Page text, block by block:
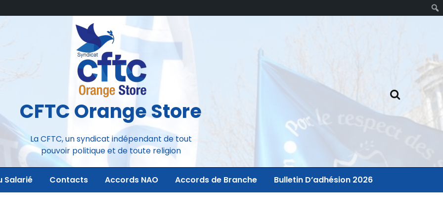
CFTC Orange Store
La CFTC, un syndicat indépendant de tout
pouvoir politique et de toute religion
Salarié Contacts Accords NAO Accords de Branche Bulletin D’adhésion 2026